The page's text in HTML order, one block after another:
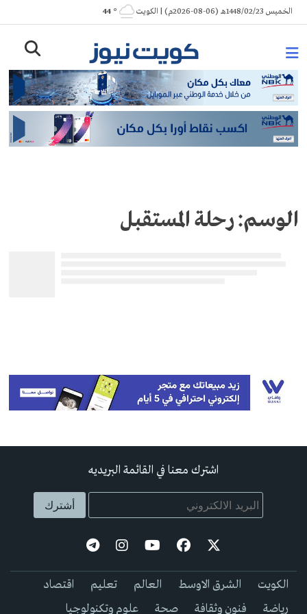
Skip
to
الخميس 1448/02/23هـ (06-08-2026م) | الكويت ° 44
الوسم:رحلة المستقبل
اشترك معنا في القائمة البريديه
الكويت الشرق الاوسط العالم تعليم
اقتصاد
رياضة
فنون وثقافة صحة علوم وتكنولوجيا